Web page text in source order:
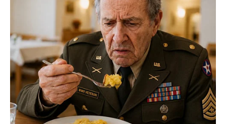
stabilnost više ne zavisi od stalne borbe
novac prestaje da bude stalna briga
odnosi postaju jednostavniji i iskreniji
život dobija sporiji, ali sigurniji ritam
U ljubavi, Bik konačno prestaje da se prilagođava ljudima